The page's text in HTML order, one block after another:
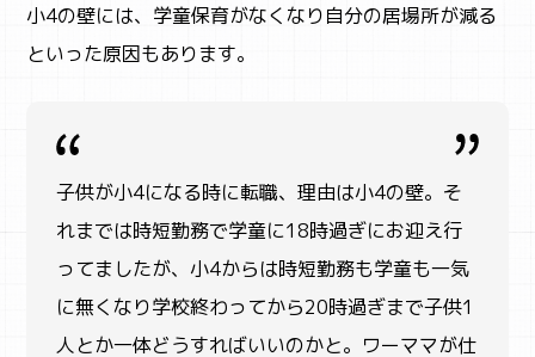
小4の壁には、学童保育がなくなり自分の居場所が減る
といった原因もあります。
子供が小4になる時に転職、理由は小4の壁。そ
れまでは時短勤務で学童に18時過ぎにお迎え行
ってましたが、小4からは時短勤務も学童も一気
に無くなり学校終わってから20時過ぎまで子供1
人とか一体どうすればいいのかと。ワーママが仕